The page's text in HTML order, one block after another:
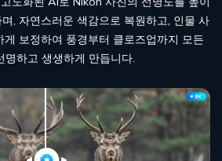
, 자연스러운 색감으로 복원하고, 인물 사
게 보정하여 풍경부터 클로즈업까지 모든
명하고 생생하게 만듭니다.